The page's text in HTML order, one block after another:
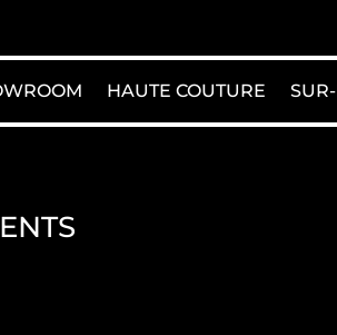
HAUTE COUTURE